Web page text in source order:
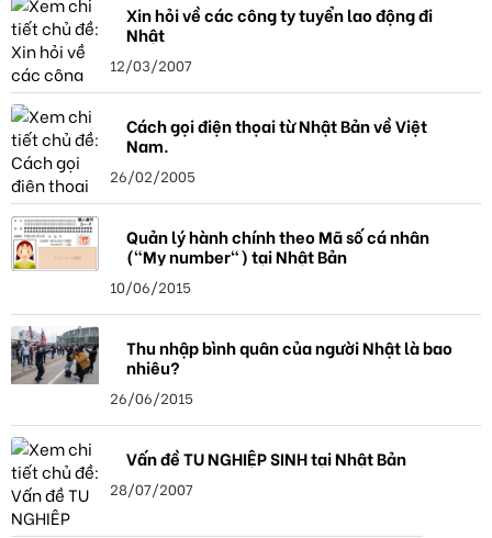
Xin hỏi về các công ty tuyển lao động đi
Nhật
12/03/2007
Cách gọi điện thọai từ Nhật Bản về Việt
Nam.
26/02/2005
Quản lý hành chính theo Mã số cá nhân
("My number") tại Nhật Bản
10/06/2015
Thu nhập bình quân của người Nhật là bao
nhiêu?
26/06/2015
Vấn đề TU NGHIỆP SINH tại Nhật Bản
28/07/2007